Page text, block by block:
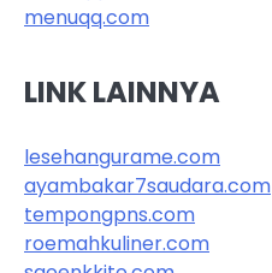
menuqq.com
LINK LAINNYA
lesehangurame.com
ayambakar7saudara.com
tempongpns.com
roemahkuliner.com